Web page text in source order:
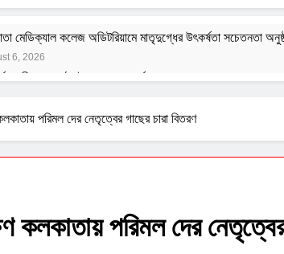
মেডিক্যাল কলেজ অডিটরিয়ামে মাতৃদুগ্ধের উৎকর্ষতা সচেতনতা
6, 2026
সংগঠন ইস্পা ৭০ তম বর্ষ পালন করল
বারমাস্যা নেতাজির বিরুদ্ধে অবমাননামূলক
রক্তনালীর প্রদাহ সংক্রান্ত জাতীয় সিম্পোজিয়াম আয়োজন করল
2026
পরিমল দের নেতৃত্বের গাছের চারা বিতরণ
কলকাতায় পরিমল দের